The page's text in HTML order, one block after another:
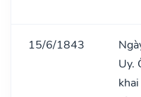
15/6/1843
Uy.